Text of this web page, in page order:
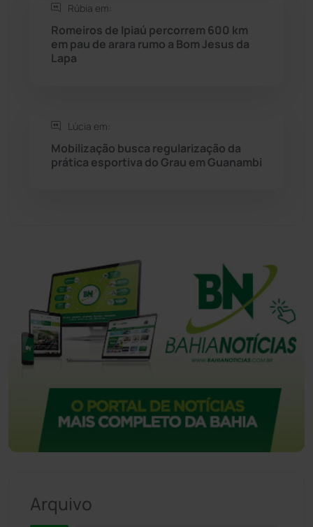
Sítio do Mato
Sudoeste Baiano
Rúbia em:
Romeiros de Ipiaú percorrem 600 km
em pau de arara rumo a Bom Jesus da
Lapa
Lúcia em:
Mobilização busca regularização da
prática esportiva do Grau em Guanambi
Arquivo